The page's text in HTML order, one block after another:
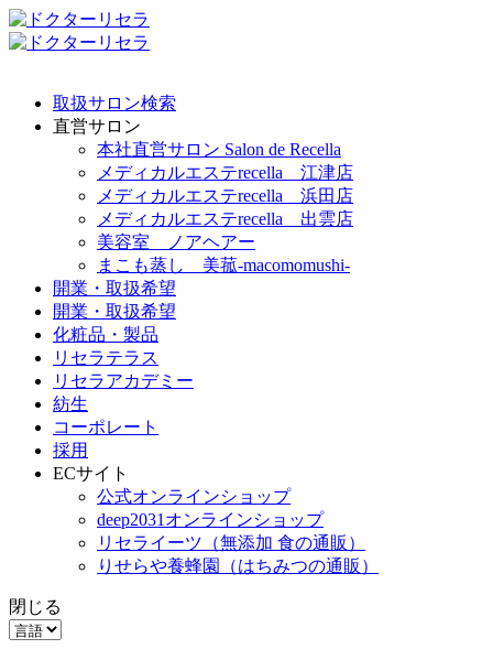
取扱サロン検索
直営サロン
本社直営サロン Salon de Recella
メディカルエステrecella 江津店
メディカルエステrecella 浜田店
メディカルエステrecella 出雲店
美容室 ノアヘアー
まこも蒸し 美菰-macomomushi-
開業・取扱希望
開業・取扱希望
化粧品・製品
リセラテラス
リセラアカデミー
紡生
コーポレート
採用
ECサイト
公式オンラインショップ
deep2031オンラインショップ
リセライーツ （無添加 食の通販）
りせらや養蜂園
（はちみつの通販）
閉じる